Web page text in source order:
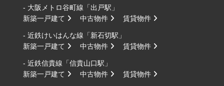
- 大阪メトロ谷町線「出戸駅」
新築一戸建て
中古物件 賃貸物件
- 近鉄けいはんな線「新石切駅」
新築一戸建て
中古物件 賃貸物件
- 近鉄信貴線「信貴山口駅」
新築一戸建て
中古物件 賃貸物件